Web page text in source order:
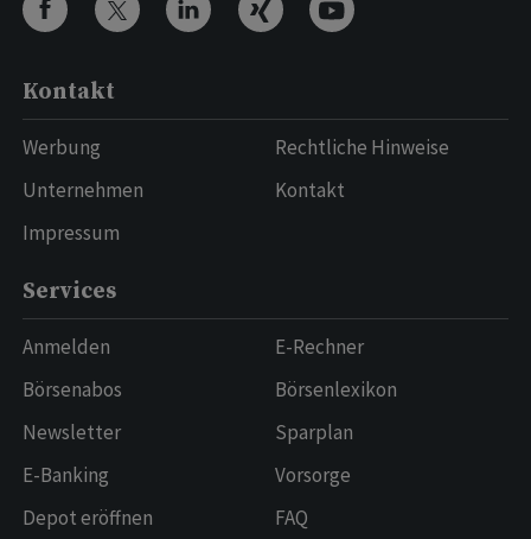
Kontakt
Werbung
Unternehmen
Impressum
Rechtliche Hinweise
Kontakt
Services
Anmelden
Börsenabos
Newsletter
E-Banking
Depot eröffnen
E-Rechner
Börsenlexikon
Sparplan
Vorsorge
FAQ